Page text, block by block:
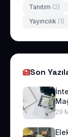
Tanıtım (2)
Yayıncılık (1)
Son
29